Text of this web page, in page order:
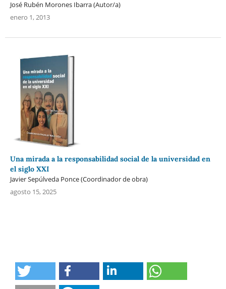
José Rubén Morones Ibarra (Autor/a)
enero 1, 2013
Una mirada a la responsabilidad social de la universidad en
el siglo XXI
Javier Sepúlveda Ponce (Coordinador de obra)
agosto 15, 2025